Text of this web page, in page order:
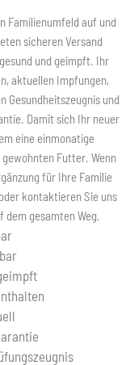
Familienumfeld auf und
sicheren Versand
und geimpft. Ihr
aktuellen Impfungen,
Gesundheitszeugnis und
Damit sich Ihr neuer
eine einmonatige
Futter. Wenn
für Ihre Familie
kontaktieren Sie uns
dem gesamten Weg.